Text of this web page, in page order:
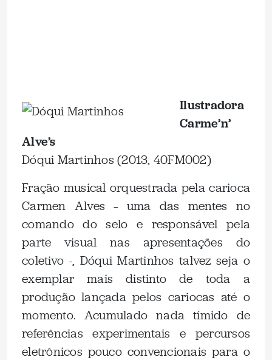
Ilustradora
Carme’n’
Alve’s
Dóqui Martinhos (2013, 40FM002)
Fração musical orquestrada pela carioca
Carmen Alves – uma das mentes no
comando do selo e responsável pela
parte visual nas apresentações do
coletivo -, Dóqui Martinhos talvez seja o
exemplar mais distinto de toda a
produção lançada pelos cariocas até o
momento. Acumulado nada tímido de
referências experimentais e percursos
eletrônicos pouco convencionais para o